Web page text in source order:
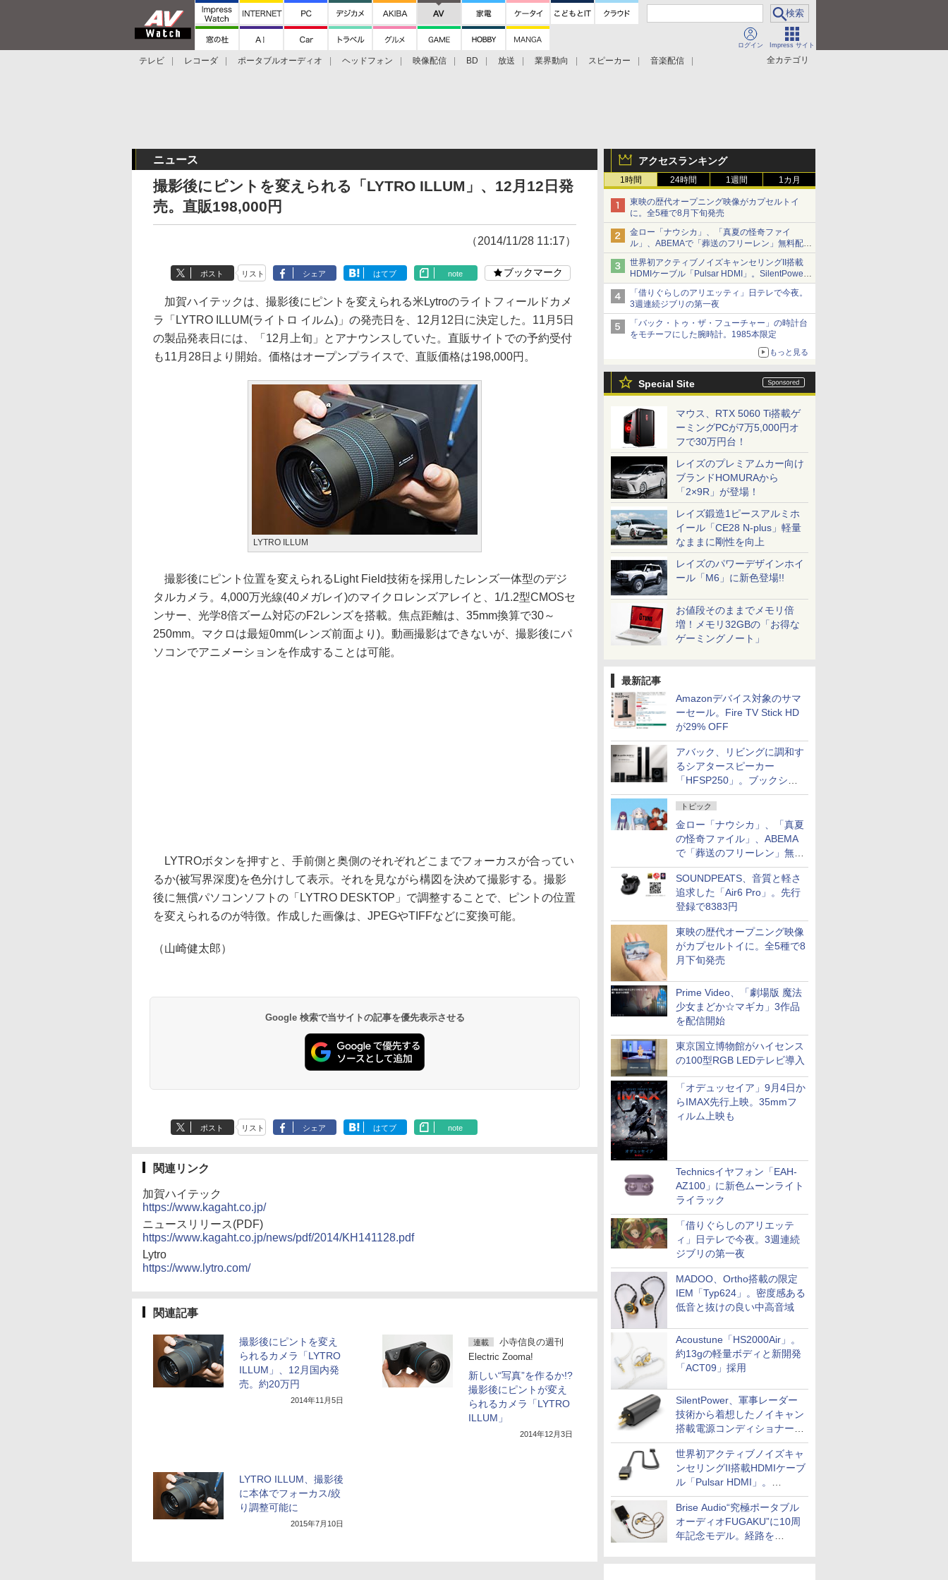
ログイン Impress サイト
全カテゴリ
テレビ レコーダ ポータブルオーディオ ヘッドフォン 映像配信 BD 放送 業界動向 スピーカー
音楽配信
アクセスランキング
1時間 24時間 1週間 1カ月
東映の歴代オープニング映像がカプセルトイ
に。全5種で8月下旬発売
金ロー「ナウシカ」、「真夏の怪奇ファイ
ル」、ABEMAで「葬送のフリーレン」無料配信
など。夏の特番・配信情報
世界初アクティブノイズキャンセリングII搭載
HDMIケーブル「Pulsar HDMI」。SilentPower
から
「借りぐらしのアリエッティ」日テレで今夜。
3週連続ジブリの第一夜
「バック・トゥ・ザ・フューチャー」の時計台
をモチーフにした腕時計。1985本限定
もっと見る
Special Site
マウス、RTX 5060 Ti搭載ゲ
ーミングPCが7万5,000円オ
フで30万円台！
レイズのプレミアムカー向け
ブランドHOMURAから
「2×9R」が登場！
レイズ鍛造1ピースアルミホ
イール「CE28 N-plus」軽量
なままに剛性を向上
レイズのパワーデザインホイ
ール「M6」に新色登場!!
お値段そのままでメモリ倍
増！メモリ32GBの「お得な
ゲーミングノート」
最新記事
Amazonデバイス対象のサマ
ーセール。Fire TV Stick HD
が29% OFF
アバック、リビングに調和す
るシアタースピーカー
「HFSP250」。ブックシェ
ルフはペア3万円以下
トピック
金ロー「ナウシカ」、「真夏
の怪奇ファイル」、ABEMA
で「葬送のフリーレン」無料
配信など。夏の特番・配信情
報
SOUNDPEATS、音質と軽さ
追求した「Air6 Pro」。先行
登録で8383円
東映の歴代オープニング映像
がカプセルトイに。全5種で8
月下旬発売
Prime Video、「劇場版 魔法
少女まどか☆マギカ」3作品
を配信開始
東京国立博物館がハイセンス
の100型RGB LEDテレビ導入
「オデュッセイア」9月4日か
らIMAX先行上映。35mmフ
ィルム上映も
Technicsイヤフォン「EAH-
AZ100」に新色ムーンライト
ライラック
「借りぐらしのアリエッテ
ィ」日テレで今夜。3週連続
ジブリの第一夜
MADOO、Ortho搭載の限定
IEM「Typ624」。密度感ある
低音と抜けの良い中高音域
Acoustune「HS2000Air」。
約13gの軽量ボディと新開発
「ACT09」採用
SilentPower、軍事レーダー
技術から着想したノイキャン
搭載電源コンディショナー
「AC iPurifier2」
世界初アクティブノイズキャ
ンセリングII搭載HDMIケーブ
ル「Pulsar HDMI」。
SilentPowerから
Brise Audio“究極ポータブル
オーディオFUGAKU”に10周
年記念モデル。経路を
ニュース
撮影後にピントを変えられる「LYTRO ILLUM」、12月12日発
売。直販198,000円
（2014/11/28 11:17）
ポスト リスト シェア はてブ note ブックマーク
加賀ハイテックは、撮影後にピントを変えられる米Lytroのライトフィールドカメ
ラ「LYTRO ILLUM(ライトロ イルム)」の発売日を、12月12日に決定した。11月5日
の製品発表日には、「12月上旬」とアナウンスしていた。直販サイトでの予約受付
も11月28日より開始。価格はオープンプライスで、直販価格は198,000円。
LYTRO ILLUM
撮影後にピント位置を変えられるLight Field技術を採用したレンズ一体型のデジ
タルカメラ。4,000万光線(40メガレイ)のマイクロレンズアレイと、1/1.2型CMOSセ
ンサー、光学8倍ズーム対応のF2レンズを搭載。焦点距離は、35mm換算で30～
250mm。マクロは最短0mm(レンズ前面より)。動画撮影はできないが、撮影後にパ
ソコンでアニメーションを作成することは可能。
LYTROボタンを押すと、手前側と奥側のそれぞれどこまでフォーカスが合ってい
るか(被写界深度)を色分けして表示。それを見ながら構図を決めて撮影する。撮影
後に無償パソコンソフトの「LYTRO DESKTOP」で調整することで、ピントの位置
を変えられるのが特徴。作成した画像は、JPEGやTIFFなどに変換可能。
（山崎健太郎）
Google 検索で当サイトの記事を優先表示させる
ポスト リスト シェア はてブ note
関連リンク
加賀ハイテック
https://www.kagaht.co.jp/
ニュースリリース(PDF)
https://www.kagaht.co.jp/news/pdf/2014/KH141128.pdf
Lytro
https://www.lytro.com/
関連記事
撮影後にピントを変え
られるカメラ「LYTRO
ILLUM」、12月国内発
売。約20万円
2014年11月5日
連載
小寺信良の週刊
Electric Zooma!
新しい“写真”を作るか!?
撮影後にピントが変え
られるカメラ「LYTRO
ILLUM」
2014年12月3日
LYTRO ILLUM、撮影後
に本体でフォーカス/絞
り調整可能に
2015年7月10日